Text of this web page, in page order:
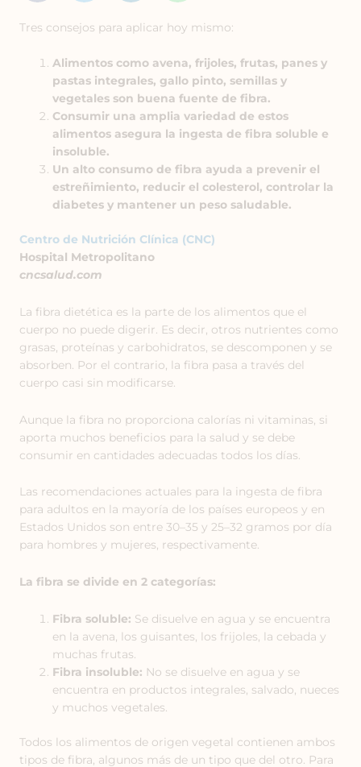
Tres consejos para aplicar hoy mismo:
Alimentos como avena, frijoles, frutas, panes y
pastas integrales, gallo pinto, semillas y
vegetales son buena fuente de fibra.
Consumir una amplia variedad de estos
alimentos asegura la ingesta de fibra soluble e
insoluble.
Un alto consumo de fibra ayuda a prevenir el
estreñimiento, reducir el colesterol, controlar la
diabetes y mantener un peso saludable.
Centro de Nutrición Clínica (CNC)
Hospital Metropolitano
cncsalud.com
La fibra dietética es la parte de los alimentos que el
cuerpo no puede digerir.
Es decir, otros nutrientes como
grasas, proteínas y carbohidratos, se descomponen y se
absorben.
Por el contrario, la fibra pasa a través del
cuerpo casi sin modificarse.
Aunque la fibra no proporciona calorías ni vitaminas, si
aporta muchos beneficios para la salud y se debe
consumir en cantidades adecuadas todos los días.
Las recomendaciones actuales para la ingesta de fibra
para adultos en la mayoría de los países europeos y en
Estados Unidos son entre 30–35 y 25–32 gramos por día
para hombres y mujeres, respectivamente.
La fibra se divide en 2 categorías:
Fibra soluble: Se disuelve en agua y se encuentra
en la avena, los guisantes, los frijoles, la cebada y
muchas frutas.
Fibra insoluble: No se disuelve en agua y se
encuentra en productos integrales, salvado, nueces
y muchos vegetales.
Todos los alimentos de origen vegetal contienen ambos
tipos de fibra, algunos más de un tipo que del otro. Para